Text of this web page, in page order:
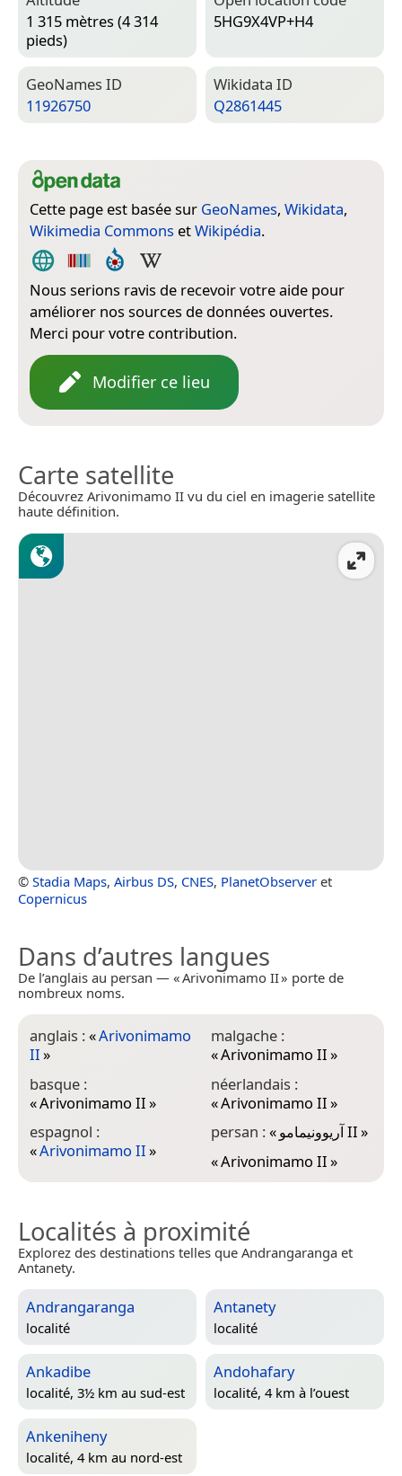
1 315 mètres (4 314
pieds)
5HG9X4VP+H4
Geo­Names ID
11926750
Wiki­data ID
Q2861445
Cette page est basée sur GeoNames, Wikidata,
Wikimedia Commons etWikipédia.
Nous serions ravis de recevoir votre aide pour
améliorer nos sources de données ouvertes.
Merci pour votre contribution.
Modifier ce lieu
Carte satellite
Découvrez Arivonimamo II vu du ciel en imagerie satellite
haute définition.
© Stadia Maps, Airbus DS, CNES, PlanetObserver et
Copernicus
Dans d’autres langues
De l’anglais au persan — « Arivonimamo II » porte de
nombreux noms.
anglais :«Arivonimamo
II»
basque :
«Arivonimamo II»
espagnol :
«Arivonimamo II»
malgache :
«Arivonimamo II»
néerlandais :
«Arivonimamo II»
persan :« آریوونیمامو II»
«Arivonimamo II»
Localités à proximité
Explorez des destinations telles que Andrangaranga et
Antanety.
Andrangaranga
localité
Antanety
localité
Ankadibe
localité, 3½ km au sud-est
Andohafary
localité, 4 km à l’ouest
Ankeniheny
localité, 4 km au nord-est